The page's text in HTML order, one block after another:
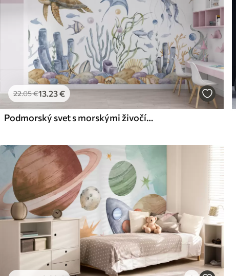
22.05€13 .23€
Podmorský svet s morskými živočíchmi